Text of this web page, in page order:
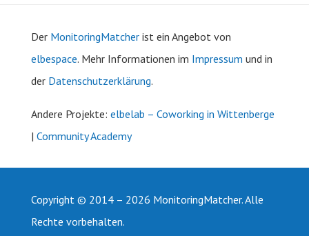
Der MonitoringMatcherist ein Angebot von
elbespace. Mehr Informationen im Impressum und in
der Datenschutzerklärung.
Andere Projekte: elbelab – Coworking in Wittenberge
| Community Academy
Copyright © 2014 – 2026 MonitoringMatcher. Alle
Rechte vorbehalten.